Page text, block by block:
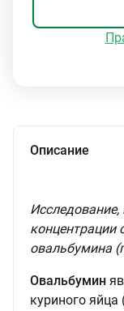
Описание
Исследование,
концентрации
овальбумина
Овальбумин
куриного